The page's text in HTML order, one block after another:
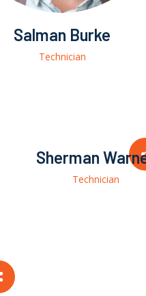
Salman Burke
Technician
Sherman
Technician